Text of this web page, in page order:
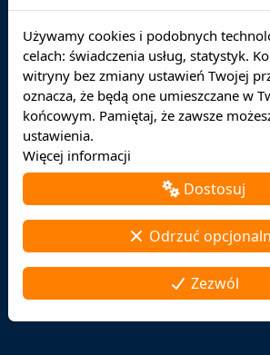
Używamy cookies i podobnych
celach: świadczenia usług, statystyk.
witryny bez zmiany ustawień Twojej
oznacza, że będą one umieszczane w
końcowym. Pamiętaj, że zawsze
ustawienia.
Więcej informacji
Dostosuj
Odrzuć
Zezwól